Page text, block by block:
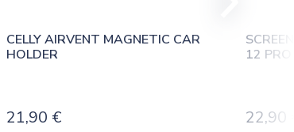
CELLY AIRVENT MAGNETIC CAR
HOLDER
21,90 €
12
22,90